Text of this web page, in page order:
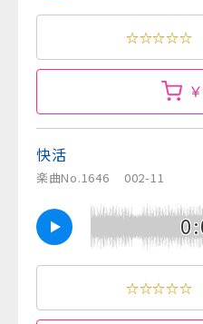
☆☆☆☆☆
快活
楽曲No.1646 002-11
☆☆☆☆☆